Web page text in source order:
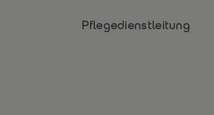
Pflegedienstleitung